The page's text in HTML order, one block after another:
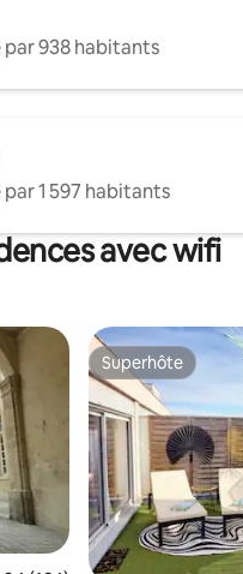
par 938 habitants
1 597 habitants
avec wifi
appréciés Superhôte
Superhôte